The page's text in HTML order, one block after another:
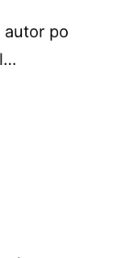
autor po